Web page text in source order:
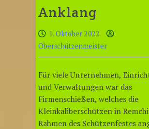
Anklang
1. Oktober 2022
Oberschützenmeister
Für viele Unternehmen,
und Verwaltungen war das
Firmenschießen, welches die
Kleinkaliberschützen in
Rahmen des Schützenfestes